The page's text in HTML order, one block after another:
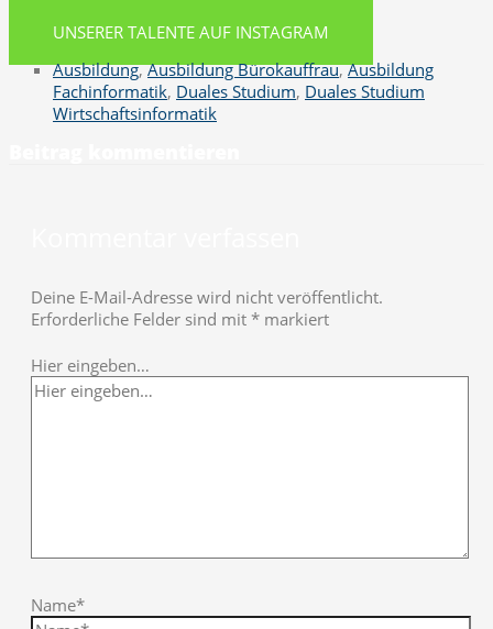
UNSERER TALENTE AUF INSTAGRAM
Ausbildung,Ausbildung Bürokauffrau,Ausbildung
Fachinformatik, Duales Studium, Duales Studium
Wirtschaftsinformatik
Deine E-Mail-Adresse wird nicht veröffentlicht.
Erforderliche Felder sind mit * markiert
Hier eingeben…
Name*